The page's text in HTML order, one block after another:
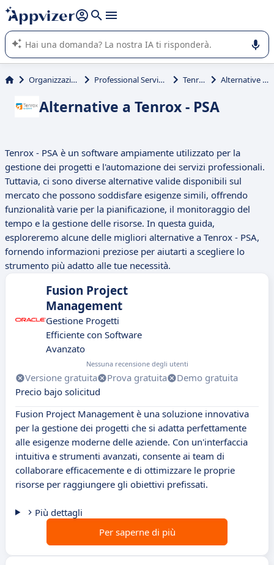
righe con
shift + enter
L'IA di Appvizer vi guida nell'utilizzo o nella scelta di un
software SaaS per la vostra azienda.
Organizzazione & planning Professional Services Automation (PSA) Tenrox - PSA Alternative a Tenrox - PSA
Alternative a Tenrox - PSA
Tenrox - PSA è un software ampiamente utilizzato per la
gestione dei progetti e l'automazione dei servizi professionali.
Tuttavia, ci sono diverse alternative valide disponibili sul
mercato che possono soddisfare esigenze simili, offrendo
funzionalità varie per la pianificazione, il monitoraggio del
tempo e la gestione delle risorse. In questa guida,
esploreremo alcune delle migliori alternative a Tenrox - PSA,
fornendo informazioni preziose per aiutarti a scegliere lo
strumento più adatto alle tue necessità.
Fusion Project
Management
Gestione Progetti
Efficiente con Software
Avanzato
Nessuna recensione degli utenti
Versione gratuita Prova gratuita
Demo gratuita
Precio bajo solicitud
Fusion Project Management è una soluzione innovativa
per la gestione dei progetti che si adatta perfettamente
alle esigenze moderne delle aziende. Con un'interfaccia
intuitiva e strumenti avanzati, consente ai team di
collaborare efficacemente e di ottimizzare le proprie
risorse per raggiungere gli obiettivi prefissati.
Più dettagli
Per saperne di più